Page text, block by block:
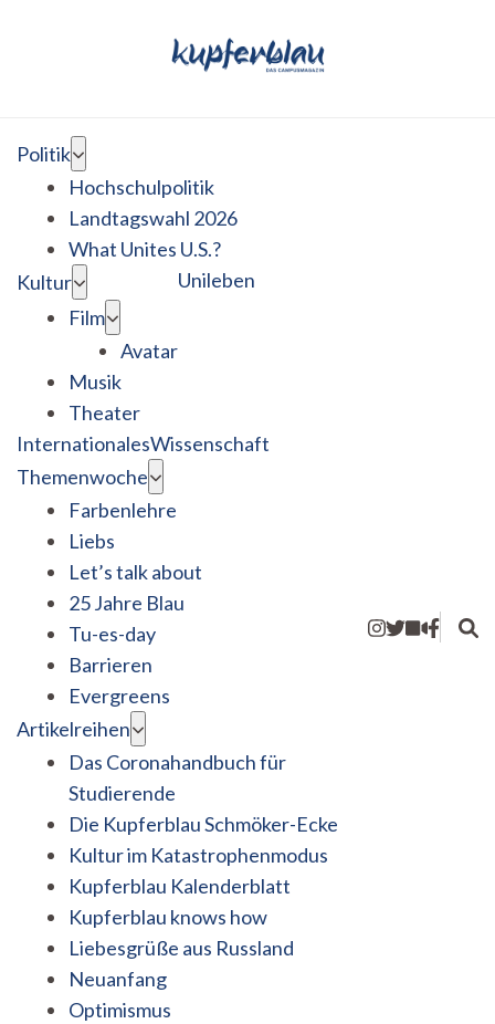
Politik
Hochschulpolitik
Landtagswahl 2026
What Unites U.S.?
Kultur
Film
Avatar
Musik
Theater
Unileben
InternationalesWissenschaft
Themenwoche
Farbenlehre
Liebs
Let’s talk about
25 Jahre Blau
Tu-es-day
Barrieren
Evergreens
Artikelreihen
Das Coronahandbuch für
Studierende
Die Kupferblau Schmöker-Ecke
Kultur im Katastrophenmodus
Kupferblau Kalenderblatt
Kupferblau knows how
Liebesgrüße aus Russland
Neuanfang
Optimismus